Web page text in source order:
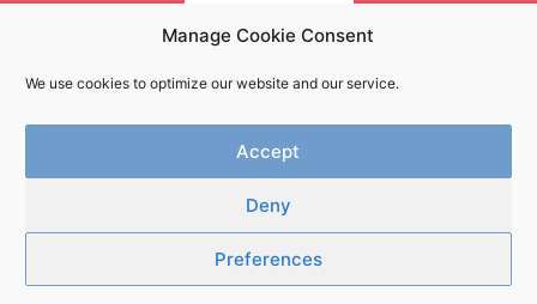
Manage Cookie Consent
We use cookies to optimize our website and our service.
Accept
Deny
Preferences
Innerwork.online | Copyright 2025
Impressum